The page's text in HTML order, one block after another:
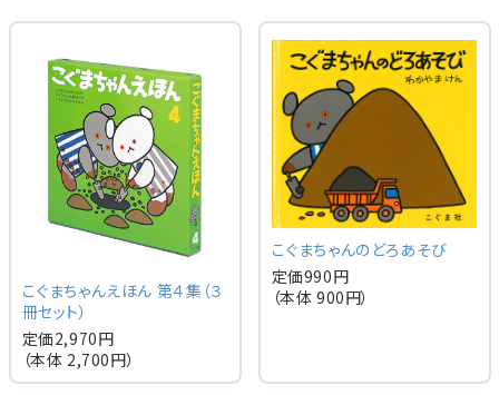
こぐまちゃんえほん 第４集（３
冊セット）
定価2,970円
（本体 2,700円）
こぐまちゃんのどろあそび
定価990円
（本体 900円）